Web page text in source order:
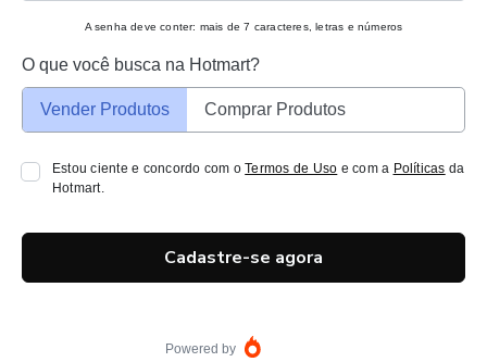
A senha deve conter: mais de 7 caracteres, letras e números
O que você busca na Hotmart?
Vender Produtos Comprar Produtos
Estou ciente e concordo com oTermos de Uso e com a Políticas da
Hotmart.
Cadastre-se agora
Powered by